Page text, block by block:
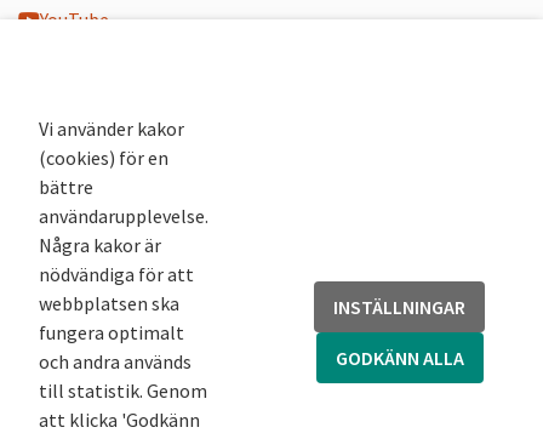
YouTube
Nyhetsbrev
Andra webbplatser
Arkivsök
Fornsök
Fornreg
Bebyggelseregistret
Runor
Kringla
Vi använder kakor
(cookies) för en
bättre
användarupplevelse.
Några kakor är
nödvändiga för att
webbplatsen ska
fungera optimalt
och andra används
till statistik. Genom
att klicka 'Godkänn
INSTÄLLNINGAR
GODKÄNN ALLA